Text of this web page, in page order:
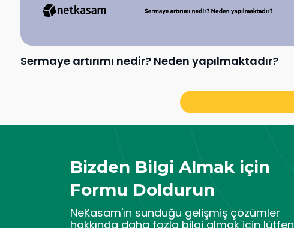
Sermaye artırımı nedir? Neden yapılmaktadır?
Bizden Bilgi Almak için
Formu Doldurun
NeKasam'ın sunduğu gelişmiş çözümler
hakkında daha fazla bilgi almak için lütfen